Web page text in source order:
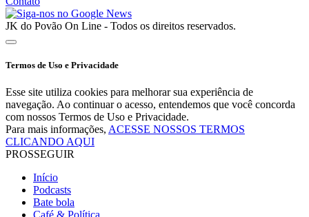
JK do Povão On Line - Todos os direitos reservados.
Termos de Uso e Privacidade
Esse site utiliza cookies para melhorar sua experiência de
navegação. Ao continuar o acesso, entendemos que você concorda
com nossos Termos de Uso e Privacidade.
Para mais informações, ACESSE NOSSOS TERMOS
CLICANDO AQUI
PROSSEGUIR
Início
Podcasts
Bate bola